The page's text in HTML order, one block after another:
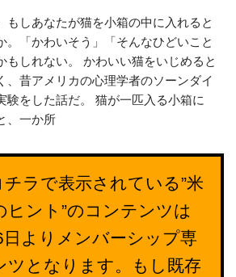
もしあなたが猫を小箱の中に入れると
。「かわいそう」「そんなひどいこと
もしれない。 かわいい猫をいじめると
、昔アメリカの心理学者のソーンダイ
験をした話だ。 猫が一匹入る小箱に
、一か所
チラで表示されている”米
ヒント”のコンテンツは
よりメンバーシップ専
ツとなります。もし既存